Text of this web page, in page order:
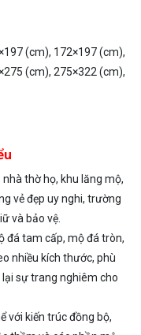
(cm), 172×197 (cm),
(cm), 275×322 (cm),
thờ họ, khu lăng mộ,
vẻ đẹp uy nghi, trường
và bảo vệ.
đá tam cấp, mộ đá tròn,
nhiều kích thước, phù
sự trang nghiêm cho
với kiến trúc đồng bộ,